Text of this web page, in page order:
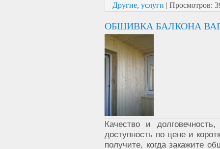
Другие, услуги | Просмотров:
ОБШИВКА БАЛКОНА
Качество и
доступность по цене и
получите, когда закажите